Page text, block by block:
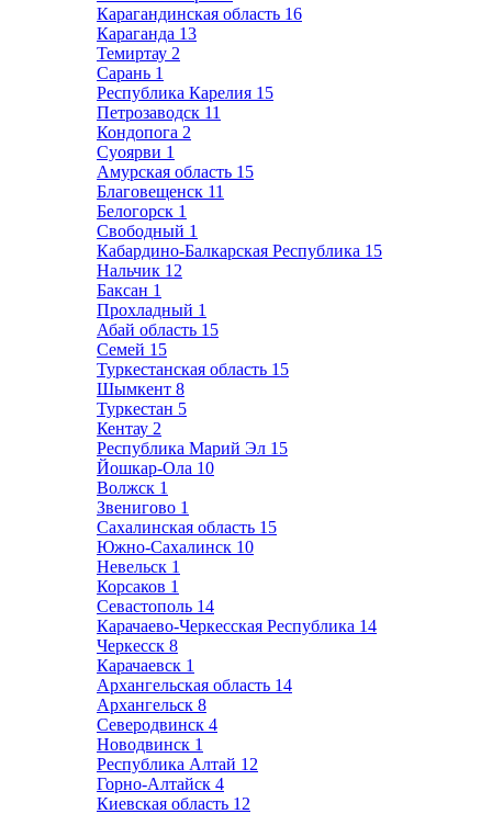
Карагандинская область 16
Караганда 13
Темиртау 2
Сарань 1
Республика Карелия 15
Петрозаводск 11
Кондопога 2
Суоярви 1
Амурская область 15
Благовещенск 11
Белогорск 1
Свободный 1
Кабардино-Балкарская Республика 15
Нальчик 12
Баксан 1
Прохладный 1
Абай область 15
Семей 15
Туркестанская область 15
Шымкент 8
Туркестан 5
Кентау 2
Республика Марий Эл 15
Йошкар-Ола 10
Волжск 1
Звенигово 1
Сахалинская область 15
Южно-Сахалинск 10
Невельск 1
Корсаков 1
Севастополь 14
Карачаево-Черкесская Республика 14
Черкесск 8
Карачаевск 1
Архангельская область 14
Архангельск 8
Северодвинск 4
Новодвинск 1
Республика Алтай 12
Горно-Алтайск 4
Киевская область 12